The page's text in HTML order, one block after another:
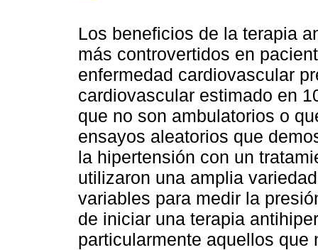
Los beneficios de la terapia
más controvertidos en
enfermedad cardiovascular
cardiovascular estimado en
que no son ambulatorios o
ensayos aleatorios que
la hipertensión con un
utilizaron una amplia
variables para medir la
de iniciar una terapia
particularmente aquellos